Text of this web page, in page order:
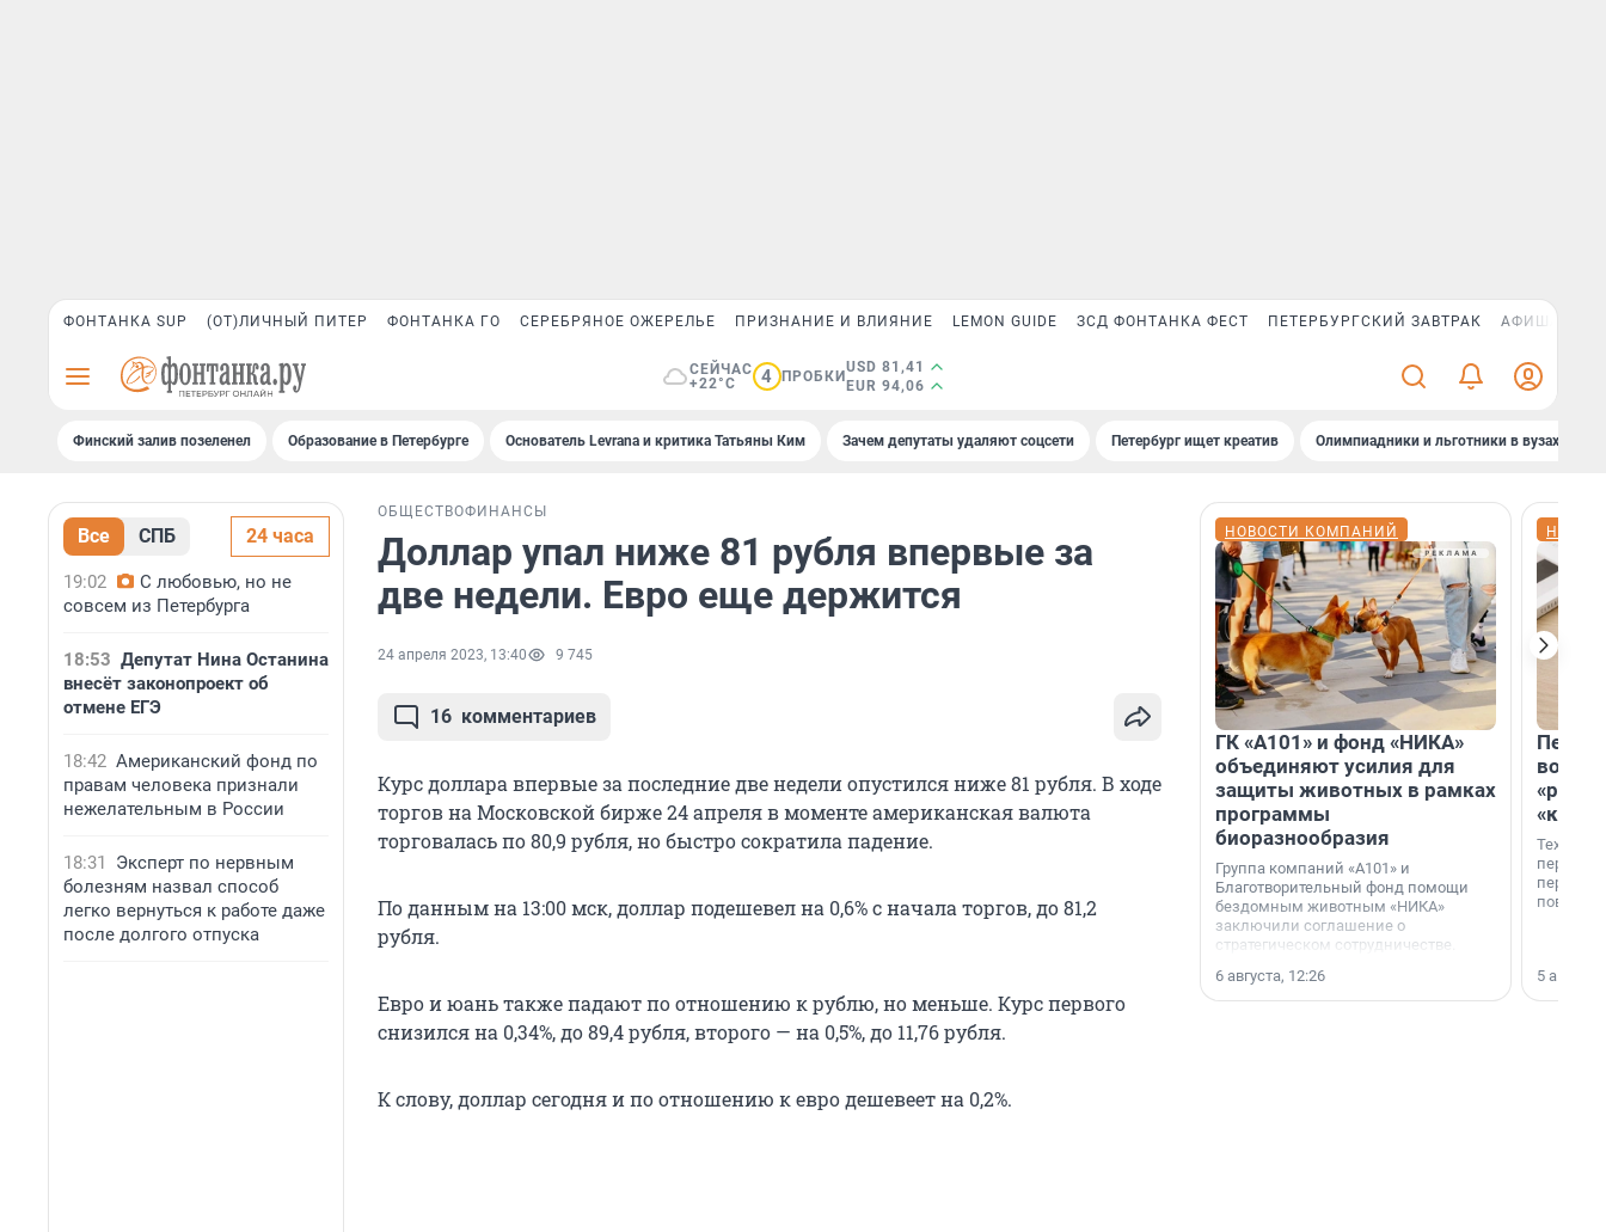
ФОНТАНКА SUP (ОТ)ЛИЧНЫЙ ПИТЕР ФОНТАНКА ГО СЕРЕБРЯНОЕ ОЖЕРЕЛЬЕ ПРИЗНАНИЕ И ВЛИЯНИЕ LEMON GUIDE ЗСД ФОНТАНКА ФЕСТ ПЕТЕРБУРГСКИЙ ЗАВТРАК АФИША PLUS
СЕЙЧАС
+22°C
4 ПРОБКИ
USD 81,41
EUR 94,06
Финский залив позеленел Образование в Петербурге Основатель Levrana и критика Татьяны Ким Зачем депутаты удаляют соцсети Петербург ищет креатив Олимпиадники и льготники в вузах СПб
Все СПБ 24 часа
19:02
С любовью, но не
совсем из Петербурга
18:53 Депутат Нина Останина
внесёт законопроект об
отмене ЕГЭ
18:42 Американский фонд по
правам человека признали
нежелательным в России
18:31
Эксперт по нервным
болезням назвал способ
легко вернуться к работе даже
после долгого отпуска
ОБЩЕСТВОФИНАНСЫ
Доллар упал ниже 81 рубля впервые за
две недели. Евро еще держится
24 апреля 2023, 13:40 9 745
16 комментариев
Курс доллара впервые за последние две недели опустился ниже 81 рубля. В ходе
торгов на Московской бирже 24 апреля в моменте американская валюта
торговалась по 80,9 рубля, но быстро сократила падение.
По данным на 13:00 мск, доллар подешевел на 0,6% с начала торгов, до 81,2
рубля.
Евро и юань также падают по отношению к рублю, но меньше. Курс первого
снизился на 0,34%, до 89,4 рубля, второго — на 0,5%, до 11,76 рубля.
К слову, доллар сегодня и по отношению к евро дешевеет на 0,2%.
НОВОСТИ КОМПАНИЙ
ГК «А101» и фонд «НИКА»
объединяют усилия для
защиты животных в рамках
программы
биоразнообразия
Группа компаний «А101» и
Благотворительный фонд помощи
бездомным животным «НИКА»
заключили соглашение о
стратегическом сотрудничестве.
6 августа, 12:26
5